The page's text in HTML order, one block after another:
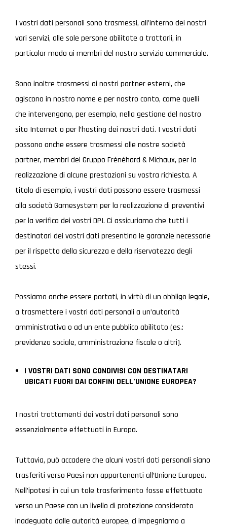
I vostri dati personali sono trasmessi, all’interno dei nostri
vari servizi, alle sole persone abilitate a trattarli, in
particolar modo ai membri del nostro servizio commerciale.
Sono inoltre trasmessi ai nostri partner esterni, che
agiscono in nostro nome e per nostro conto, come quelli
che intervengono, per esempio, nella gestione del nostro
sito Internet o per l’hosting dei nostri dati. I vostri dati
possono anche essere trasmessi alle nostre società
partner, membri del Gruppo Frénéhard & Michaux, per la
realizzazione di alcune prestazioni su vostra richiesta. A
titolo di esempio, i vostri dati possono essere trasmessi
alla società Gamesystem per la realizzazione di preventivi
per la verifica dei vostri DPI. Ci assicuriamo che tutti i
destinatari dei vostri dati presentino le garanzie necessarie
per il rispetto della sicurezza e della riservatezza degli
stessi.
Possiamo anche essere portati, in virtù di un obbligo legale,
a trasmettere i vostri dati personali a un’autorità
amministrativa o ad un ente pubblico abilitato (es.:
previdenza sociale, amministrazione fiscale o altri).
I VOSTRI DATI SONO CONDIVISI CON DESTINATARI
UBICATI FUORI DAI CONFINI DELL’UNIONE EUROPEA?
I nostri trattamenti dei vostri dati personali sono
essenzialmente effettuati in Europa.
Tuttavia, può accadere che alcuni vostri dati personali siano
trasferiti verso Paesi non appartenenti all’Unione Europea.
Nell’ipotesi in cui un tale trasferimento fosse effettuato
verso un Paese con un livello di protezione considerato
inadeguato dalle autorità europee, ci impegniamo a